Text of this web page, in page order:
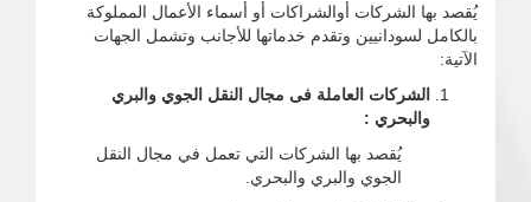
يُقصد بها الشركات أوالشراكات أو أسماء الأعمال المملوكة
بالكامل لسودانيين وتقدم خدماتها للأجانب وتشمل الجهات
الآتية:
الشركات العاملة فى مجال النقل الجوي والبري
والبحري :
يُقصد بها الشركات التي تعمل في مجال النقل
الجوي والبري والبحري.